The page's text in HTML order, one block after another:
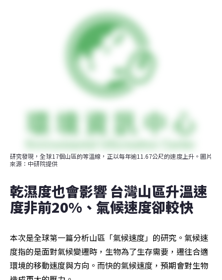
研究發現，全球17個山區的等溫線，正以每年逾11.67公尺的速度上升。圖片
來源：中研院提供
乾濕度也會影響 台灣山區升溫速
度非前20%、氣候速度卻較快
本次是全球第一篇分析山區「氣候速度」的研究。氣候速
度指的是面對氣候變遷時，生物為了生存需要，遷往合適
環境的移動速度與方向。而快的氣候速度，預期會對生物